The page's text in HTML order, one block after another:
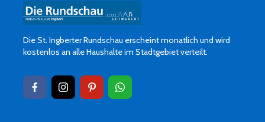
Die St. Ingberter Rundschau erscheint monatlich und wird
kostenlos an alle Haushalte im Stadtgebiet verteilt.